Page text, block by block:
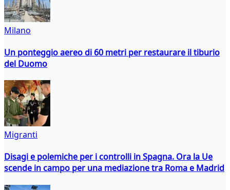
Milano
Un ponteggio aereo di 60 metri per restaurare il tiburio
del Duomo
Migranti
Disagi e polemiche per i controlli in Spagna. Ora la Ue
scende in campo per una mediazione tra Roma e Madrid